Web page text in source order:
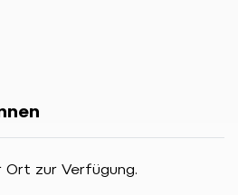
zur Verfügung.